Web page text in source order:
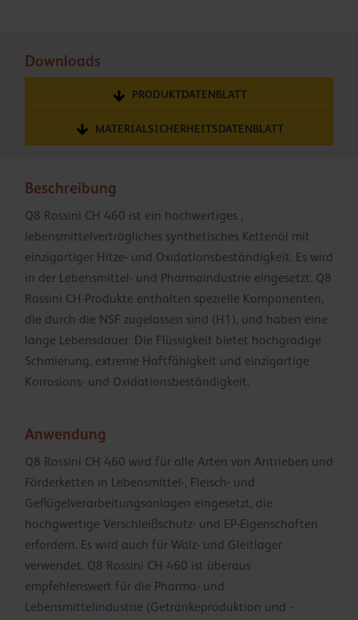
Downloads
PRODUKTDATENBLATT
MATERIALSICHERHEITSDATENBLATT
Beschreibung
Q8 Rossini CH 460 ist ein hochwertiges ,
lebensmittelverträgliches synthetisches Kettenöl mit
einzigartiger Hitze- und Oxidationsbeständigkeit. Es wird
in der Lebensmittel- und Pharmaindustrie eingesetzt. Q8
Rossini CH-Produkte enthalten spezielle Komponenten,
die durch die NSF zugelassen sind (H1), und haben eine
lange Lebensdauer. Die Flüssigkeit bietet hochgradige
Schmierung, extreme Haftfähigkeit und einzigartige
Korrosions- und Oxidationsbeständigkeit.
Anwendung
Q8 Rossini CH 460 wird für alle Arten von Antrieben und
Förderketten in Lebensmittel-, Fleisch- und
Geflügelverarbeitungsanlagen eingesetzt, die
hochgwertige Verschleißschutz- und EP-Eigenschaften
erfordern. Es wird auch für Wälz- und Gleitlager
verwendet. Q8 Rossini CH 460 ist überaus
empfehlenswert für die Pharma- und
Lebensmittelindustrie (Getränkeproduktion und -